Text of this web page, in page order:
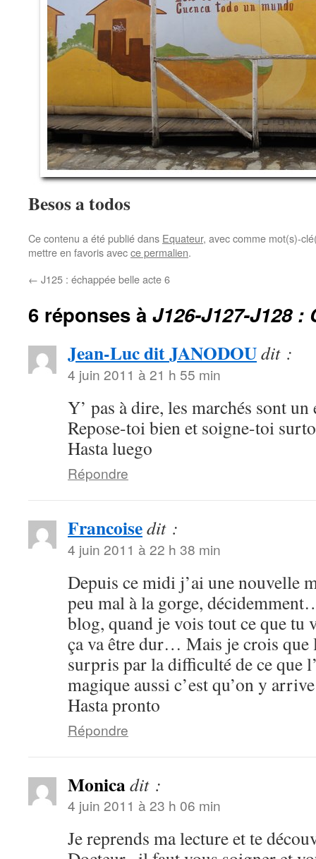
Besos a todos
Ce contenu a été publié dans Equateur, avec comme mot(s)-
mettre en favoris avecce permalien.
← J125 : échappée belle acte 6
6 réponses à J126-J127-J128 :
Jean-Luc dit JANODOUdit :
4 juin 2011 à 21 h 55 min
Y’ pas à dire, les marchés sont
Repose-toi bien et soigne-toi
Hasta luego
Répondre
Francoisedit :
4 juin 2011 à 22 h 38 min
Depuis ce midi j’ai une nouvelle
peu mal à la gorge,
blog, quand je vois tout ce que tu
ça va être dur… Mais je crois que
surpris par la difficulté de ce que
magique aussi c’est qu’on y
Hasta pronto
Répondre
Monicadit :
4 juin 2011 à 23 h 06 min
Je reprends ma lecture et te